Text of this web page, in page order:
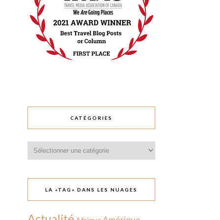
CATÉGORIES
LA «TAG» DANS LES NUAGES